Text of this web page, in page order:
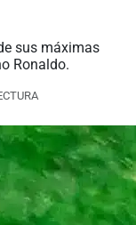
sus máximas
Ronaldo.